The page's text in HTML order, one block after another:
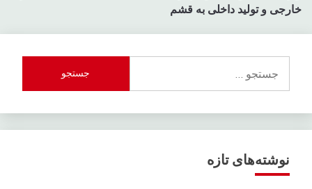
خارجی و تولید داخلی به قشم
برای:
نوشته‌های تازه